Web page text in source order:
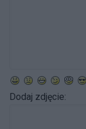
Dodaj zdjęcie: